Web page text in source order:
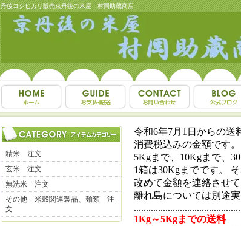
丹後コシヒカリ販売京丹後の米屋 村岡助蔵商店
精米 注文
玄米 注文
無洗米 注文
その他 米穀関連製品、麺類 注
文
令和6年7月1日からの送
消費税込みの金額です。
5Kgまで、10Kgまで、
1箱は30Kgまでです。
改めて金額を連絡させ
離れ島については別途
1Kg～5Kgまでの送料